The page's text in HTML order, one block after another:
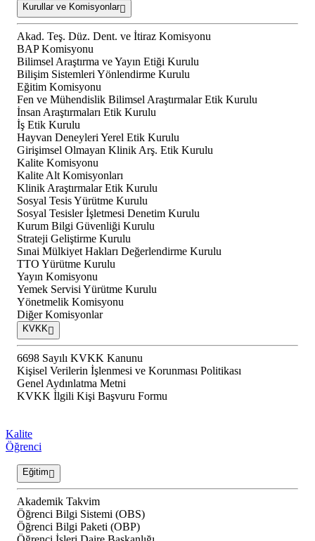
Kurullar ve Komisyonlar
Akad. Teş. Düz. Dent. ve İtiraz Komisyonu
BAP Komisyonu
Bilimsel Araştırma ve Yayın Etiği Kurulu
Bilişim Sistemleri Yönlendirme Kurulu
Eğitim Komisyonu
Fen ve Mühendislik Bilimsel Araştırmalar Etik Kurulu
İnsan Araştırmaları Etik Kurulu
İş Etik Kurulu
Hayvan Deneyleri Yerel Etik Kurulu
Girişimsel Olmayan Klinik Arş. Etik Kurulu
Kalite Komisyonu
Kalite Alt Komisyonları
Klinik Araştırmalar Etik Kurulu
Sosyal Tesis Yürütme Kurulu
Sosyal Tesisler İşletmesi Denetim Kurulu
Kurum Bilgi Güvenliği Kurulu
Strateji Geliştirme Kurulu
Sınai Mülkiyet Hakları Değerlendirme Kurulu
TTO Yürütme Kurulu
Yayın Komisyonu
Yemek Servisi Yürütme Kurulu
Yönetmelik Komisyonu
Diğer Komisyonlar
KVKK
6698 Sayılı KVKK Kanunu
Kişisel Verilerin İşlenmesi ve Korunması Politikası
Genel Aydınlatma Metni
KVKK İlgili Kişi Başvuru Formu
Kalite
Öğrenci
Eğitim
Akademik Takvim
Öğrenci Bilgi Sistemi (OBS)
Öğrenci Bilgi Paketi (OBP)